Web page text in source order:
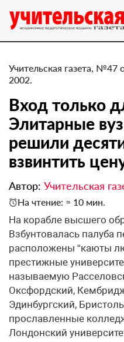
Учительская газета, №47
2002.
Вход только
Элитарные
решили
взвинтить
Автор: Учительская
На чтение: ≈ 10 мин.
На корабле высшего
Взбунтовалась палуба
расположены “каюты
престижные
называемую
Оксфордский,
Эдинбургский,
прославленные
Лондонский